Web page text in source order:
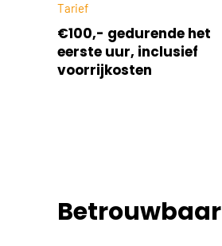
Tarief
€100,- gedurende het
eerste uur, inclusief
voorrijkosten
Betrouwbaar